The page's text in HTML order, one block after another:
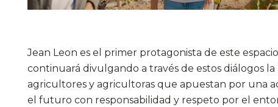
Jean Leon es el primer protagonista de este
continuará divulgando a través de estos diálogos
agricultores y agricultoras que apuestan por una
el futuro con responsabilidad y respeto por el